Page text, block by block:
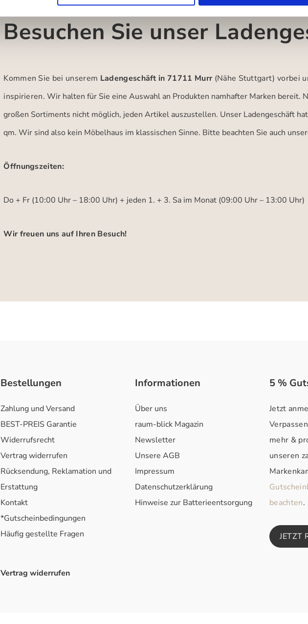
Besuchen Sie unser
Kommen Sie bei unserem Ladengeschäft in 71711 Murr (Nähe Stuttgart) vorbei
inspirieren.Wir halten für Sie eine Auswahl an Produkten namhafter Marken bereit.
großen Sortiments nicht möglich, jeden Artikel auszustellen. Unser Ladengeschäft
qm. Wir sind also kein Möbelhaus im klassischen Sinne. Bitte beachten Sie auch
Öffnungszeiten:
Do + Fr (10:00 Uhr – 18:00 Uhr) + jeden 1. + 3. Sa im Monat (09:00 Uhr – 13:00 Uhr)
Wir freuen uns auf Ihren Besuch!
Bestellungen
Zahlung und Versand
BEST-PREIS Garantie
Widerrufsrecht
Vertrag widerrufen
Rücksendung, Reklamation und
Erstattung
Kontakt
*Gutscheinbedingungen
Häufig gestellte Fragen
Vertrag widerrufen
Informationen
Über uns
raum-blick Magazin
Newsletter
Unsere AGB
Impressum
Datenschutzerklärung
Hinweise zur Batterieentsorgung
5 %
Jetzt
mehr &
unseren
beachten.
JETZT